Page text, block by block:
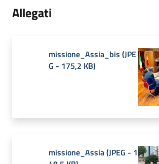
Allegati
missione_Assia_bis (JPE
G - 175,2 KB)
missione_Assia(JPEG - 1